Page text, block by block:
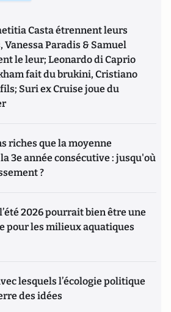
Casta étrennent leurs
Paradis & Samuel
le leur; Leonardo di Caprio
fait du brukini, Cristiano
Suri ex Cruise joue du
riches que la moyenne
3e année consécutive : jusqu'où
?
2026 pourrait bien être une
pour les milieux aquatiques
lesquels l’écologie politique
des idées